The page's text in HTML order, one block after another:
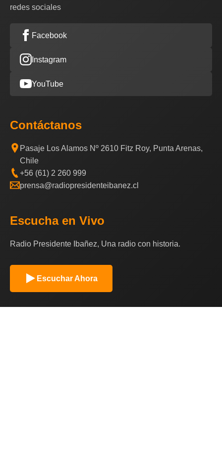
redes sociales
Facebook
Instagram
YouTube
Contáctanos
Pasaje Los Alamos Nº 2610 Fitz Roy, Punta Arenas,
Chile
+56 (61) 2 260 999
prensa@radiopresidenteibanez.cl
Escucha en Vivo
Radio Presidente Ibañez, Una radio con historia.
Escuchar Ahora